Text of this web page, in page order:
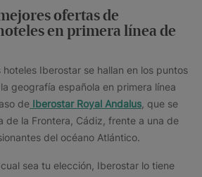
ofertas de
en primera línea de
Iberostar se hallan en los puntos
geografía española en primera línea
de Iberostar Royal Andalus , que se
de la Frontera, Cádiz, frente a una de
del océano Atlántico.
sea tu elección, Iberostar lo tiene